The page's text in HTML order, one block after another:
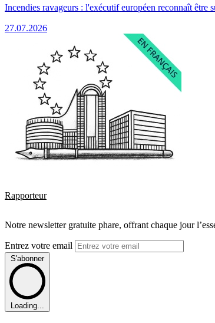
Incendies ravageurs : l'exécutif européen reconnaît être
27.07.2026
Rapporteur
Notre newsletter gratuite phare, offrant chaque jour
Entrez votre email
S'abonner
Loading...